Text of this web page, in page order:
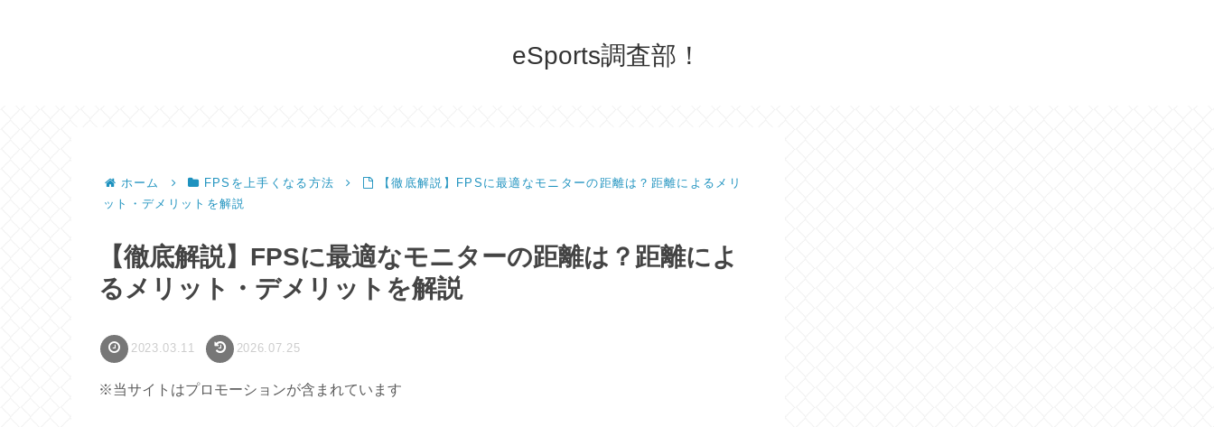
eSports調査部！
ホーム FPSを上手くなる方法
【徹底解説】FPSに最適なモニターの距離は？距離によるメリ
ット・デメリットを解説
【徹底解説】FPSに最適なモニターの距離は？距離によ
るメリット・デメリットを解説
2023.03.11 2026.07.25
※当サイトはプロモーションが含まれています